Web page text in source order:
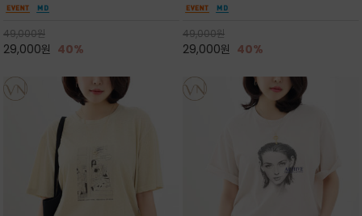
픽이나 컬러 조합을 통해 'Essential'한 무드를
좋은 컬러웨이와 디자인입니다^^
49,000원
29,000원 40%
무드를 만들고 기본 베이스의 컬러감이라 출근시
럽고 유연한 코튼 소재로 편안
49,000원
29,000원 40%